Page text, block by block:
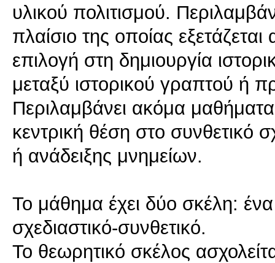
υλικού πολιτισμού.
πλαίσιο της οποίας
επιλογή στη δημιουργία
μεταξύ ιστορικού γραπτού ή
Περιλαμβάνει ακόμα
κεντρική θέση στο συνθετικό
ή ανάδειξης μνημείων.
Το μάθημα έχει δύο σκέλη:
σχεδιαστικό-συνθετικό.
Το θεωρητικό σκέλος